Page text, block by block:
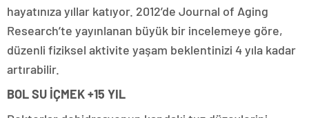
hayatınıza yıllar katıyor. 2012’de Journal of Aging
Research’te yayınlanan büyük bir incelemeye göre,
düzenli fiziksel aktivite yaşam beklentinizi 4 yıla kadar
artırabilir.
BOL SU İÇMEK +15 YIL